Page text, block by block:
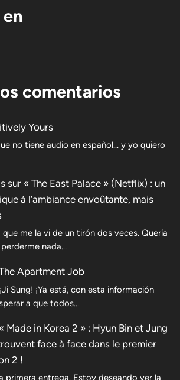
comentarios
Yours
no tiene audio en español... y yo quiero
sur « The East Palace » (Netflix) : un
à l’ambiance envoûtante, mais
me la vi de un tirón dos veces. Quería
nada…
Apartment Job
Sung! ¡Ya está, con esta información
a que todos…
« Made in Korea 2 » : Hyun Bin et Jung
face à face dans le premier
2 !
primera entrega. Estoy deseando ver la